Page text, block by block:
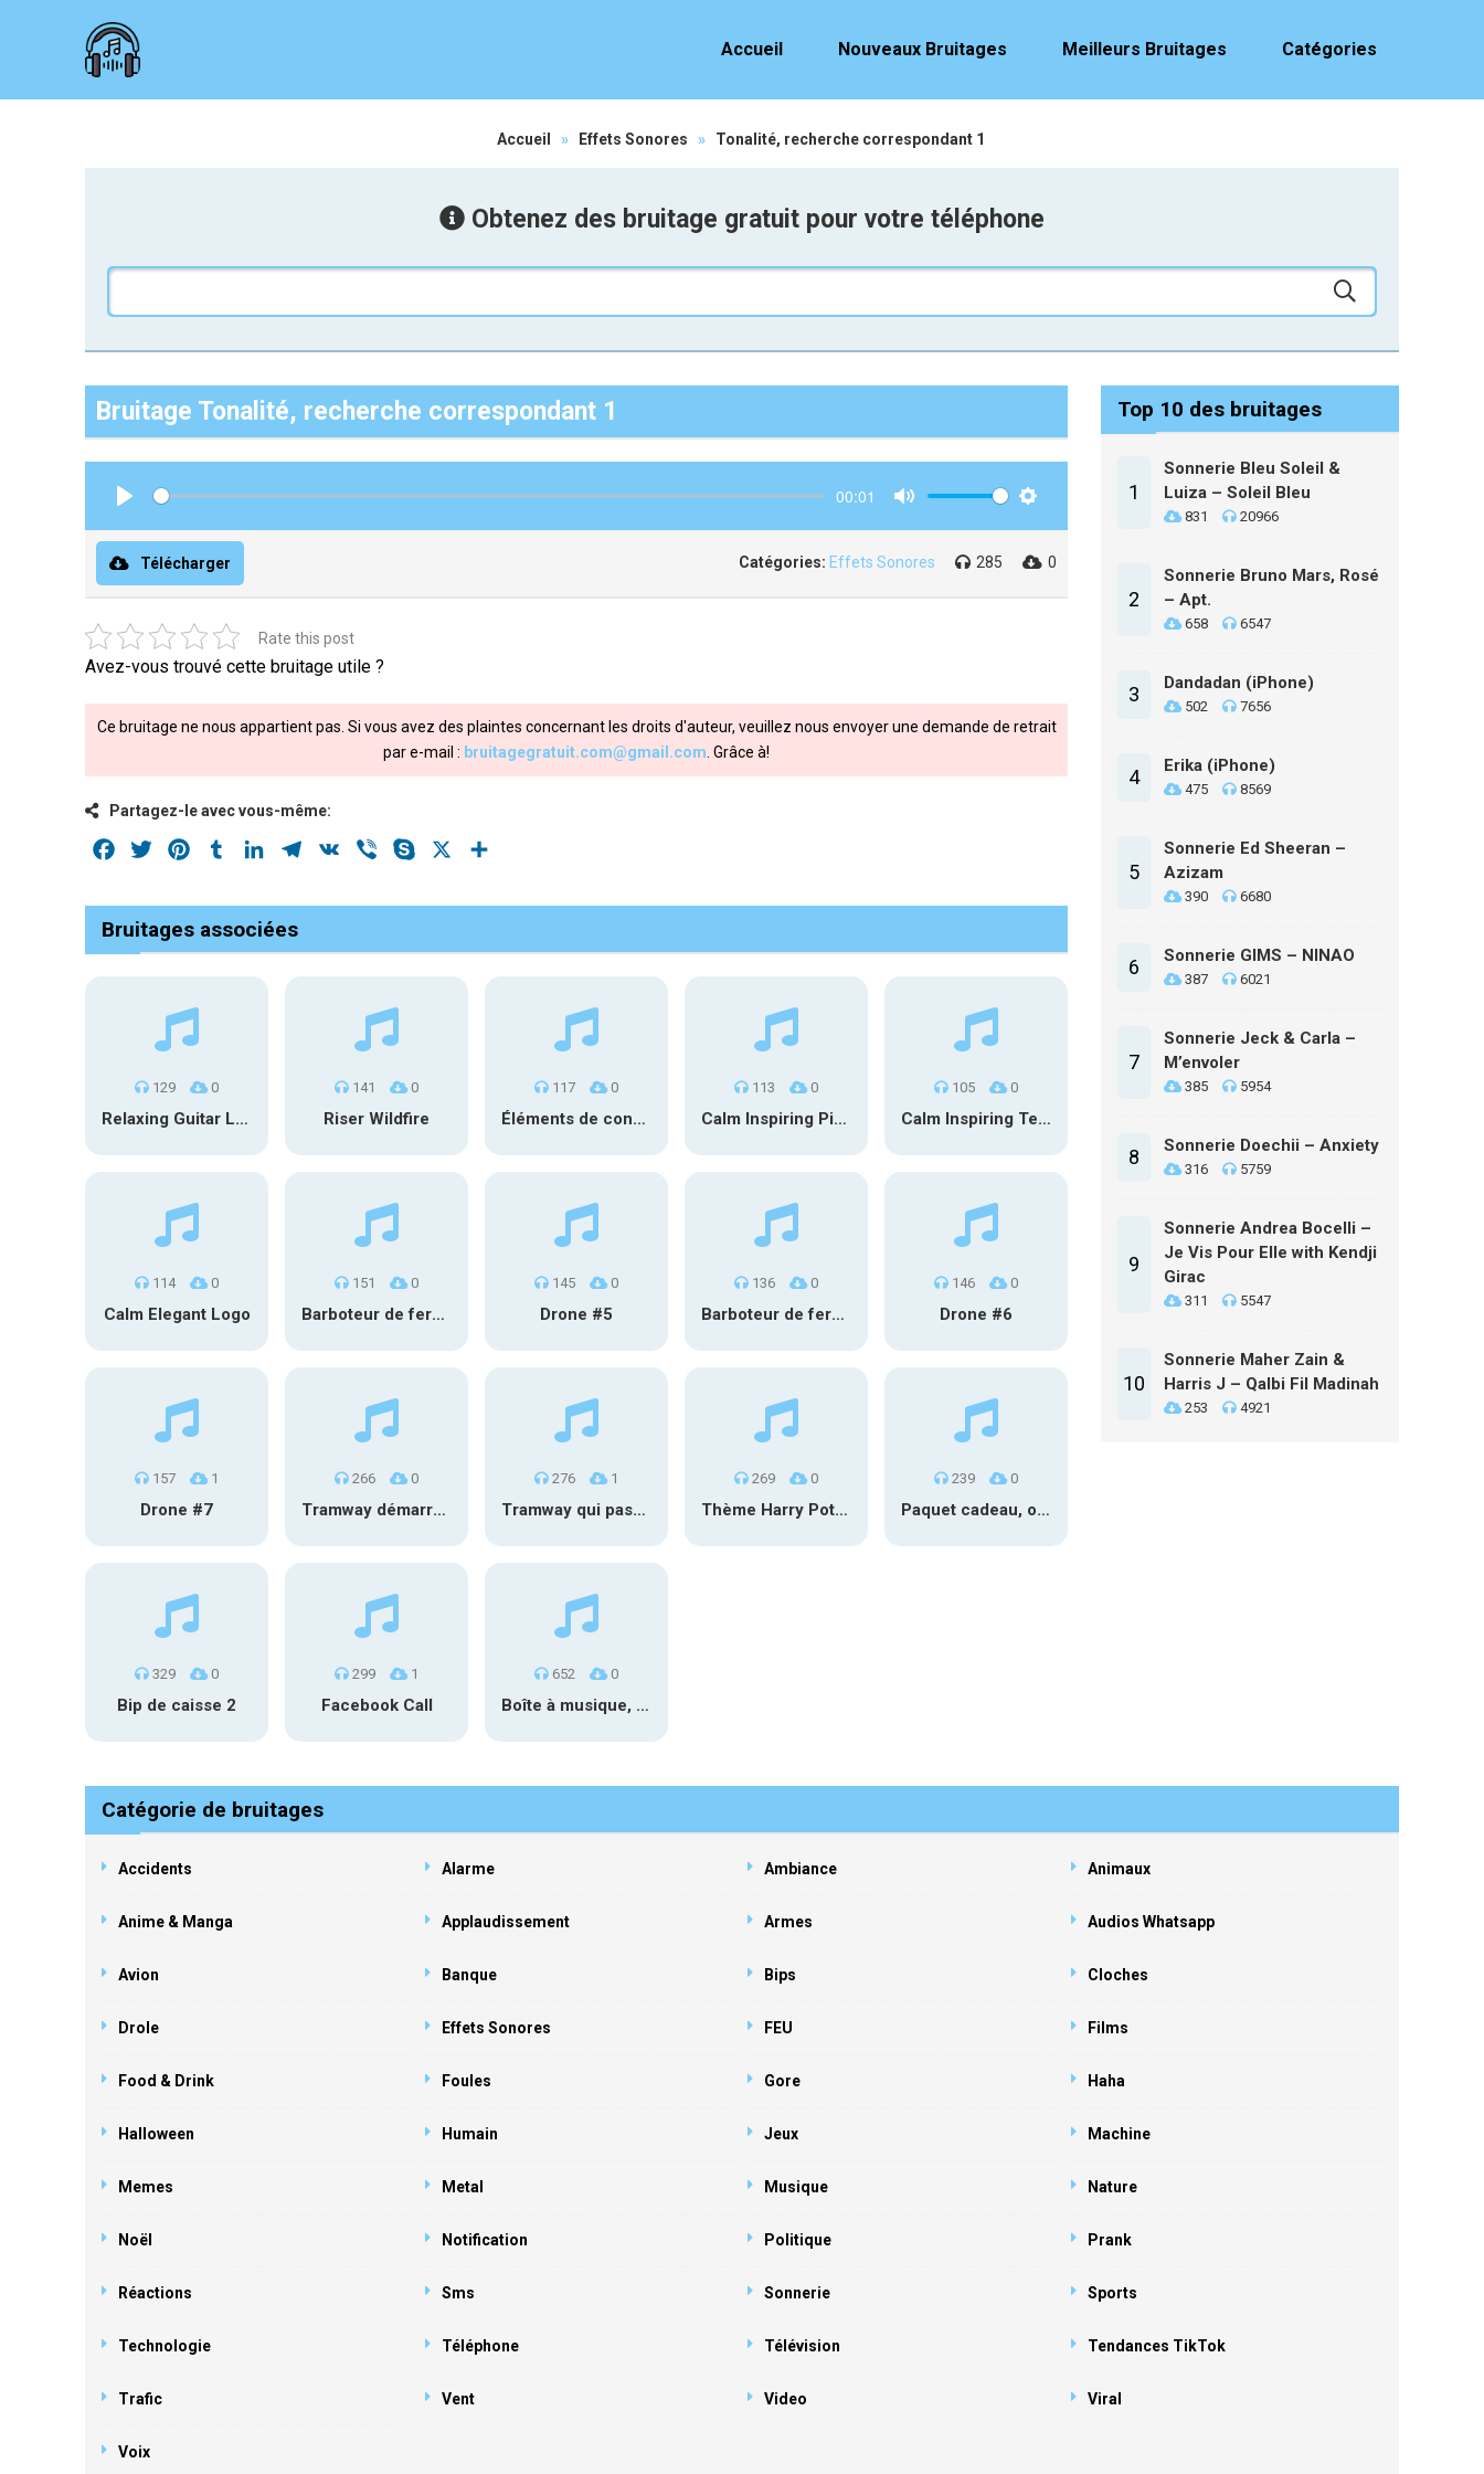
Accueil Nouveaux Bruitages Meilleurs Bruitages Catégories
Accueil » Effets Sonores » Tonalité, recherche correspondant 1
Obtenez des bruitage gratuit pour votre téléphone
Bruitage Tonalité, recherche correspondant 1
00:01
Télécharger Catégories: Effets Sonores 285 0
Rate this post
Avez-vous trouvé cette bruitage utile ?
Ce bruitage ne nous appartient pas. Si vous avez des plaintes concernant les droits d'auteur, veuillez nous envoyer une demande de retrait
par e-mail : bruitagegratuit.com@gmail.com . Grâce à!
Partagez-le avec vous-même:
Facebook
Twitter PinterestTumblrLinkedInTelegram
VK Viber Skype
Bruitages associées
129 0
Relaxing Guitar Loop V5
141 0
Riser Wildfire
117 0
Éléments de conception sonore SFX PS 022
113 0
Calm Inspiring Piano
105 0
Calm Inspiring Technology Logo
114 0
Calm Elegant Logo
151 0
Barboteur de fermentation #1
145 0
Drone #5
136 0
Barboteur de fermentation #2
146 0
Drone #6
157 1
Drone #7
266 0
Tramway démarre et s’éloigne #2
276 1
Tramway qui passe #1
269 0
Thème Harry Potter au carillon
239 0
Paquet cadeau, ouverture #1
329 0
Bip de caisse 2
299 1
Facebook Call
652 0
Boîte à musique, Sol# 1
Top 10 des bruitages
1
Sonnerie Bleu Soleil &
Luiza – Soleil Bleu
831 20966
2
Sonnerie Bruno Mars, Rosé
– Apt.
658 6547
3 Dandadan (iPhone)
502 7656
4 Erika (iPhone)
475 8569
5
Sonnerie Ed Sheeran –
Azizam
390 6680
6 Sonnerie GIMS – NINAO
387 6021
7
Sonnerie Jeck & Carla –
M’envoler
385 5954
8 Sonnerie Doechii – Anxiety
316 5759
9
Sonnerie Andrea Bocelli –
Je Vis Pour Elle with Kendji
Girac
311 5547
10
Sonnerie Maher Zain &
Harris J – Qalbi Fil Madinah
253 4921
Catégorie de bruitages
Accidents Alarme Ambiance Animaux
Anime & Manga Applaudissement Armes Audios Whatsapp
Avion Banque Bips Cloches
Drole Effets Sonores FEU Films
Food & Drink Foules Gore Haha
Halloween Humain Jeux Machine
Memes Metal Musique Nature
Noël Notification Politique Prank
Réactions Sms Sonnerie Sports
Technologie Téléphone Télévision Tendances TikTok
Trafic Vent Video Viral
Voix